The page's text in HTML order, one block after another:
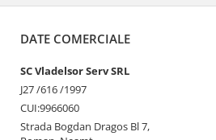
DATE COMERCIALE
SC Vladelsor Serv SRL
J27 /616 /1997
CUI:9966060
Strada Bogdan Dragos Bl 7,